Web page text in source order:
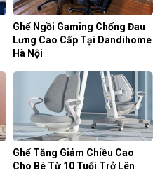
Ghế Ngồi Gaming Chống Đau
Lưng Cao Cấp Tại Dandihome
Hà Nội
Ghế Tăng Giảm Chiều Cao
Cho Bé Từ 10 Tuổi Trở Lên